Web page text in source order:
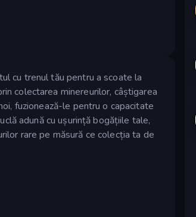
cu trenul tău pentru a scoate la
colectarea minereurilor, câștigarea
fuzionează-le pentru o capacitate
adună cu ușurință bogățiile tale,
rare pe măsură ce colecția ta de